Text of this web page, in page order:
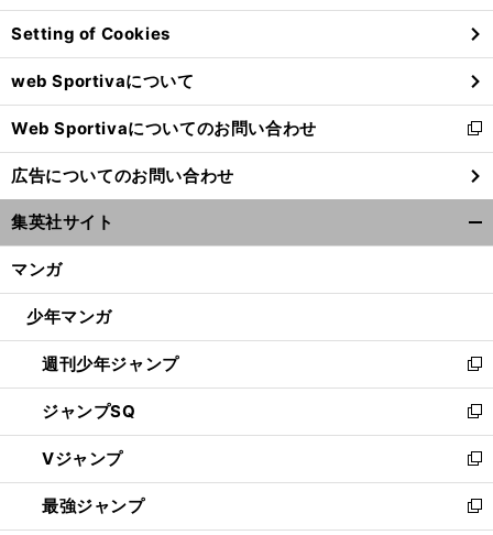
ン
ド
ウ
で
開
く
Setting of Cookies
web Sportivaについて
Web Sportivaについてのお問い合わせ
新
し
い
ウ
ィ
ン
ウ
開
く
広告についてのお問い合わせ
集英社サイト
マンガ
少年マンガ
週刊少年ジャンプ
新
し
い
ウ
ィ
ン
ド
ウ
ジャンプSQ
新
し
い
ウ
ィ
Vジャンプ
新
し
い
最強ジャンプ
新